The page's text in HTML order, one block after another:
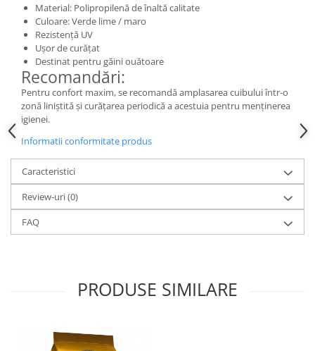
Material: Polipropilenă de înaltă calitate
Culoare: Verde lime / maro
Rezistență UV
Ușor de curățat
Destinat pentru găini ouătoare
Recomandări:
Pentru confort maxim, se recomandă amplasarea cuibului într-o
zonă liniștită și curățarea periodică a acestuia pentru menținerea
igienei.
Informatii conformitate produs
Caracteristici
Review-uri(0)
FAQ
PRODUSE SIMILARE